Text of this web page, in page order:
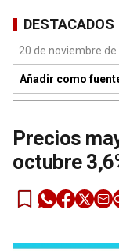
DESTACADOS
20 de noviembre de
Añadir como
Precios
octubre